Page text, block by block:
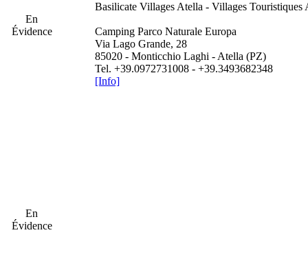
En
Évidence
En
Évidence
Basilicate Villages Atella - Villages Touristiques
Camping Parco Naturale Europa
Via Lago Grande, 28
85020 - Monticchio Laghi - Atella (PZ)
Tel. +39.0972731008 - +39.3493682348
[Info]